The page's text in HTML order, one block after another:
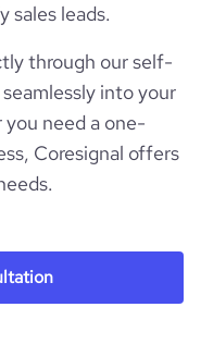
sales leads.
through our self-
into your
need a one-
Coresignal offers